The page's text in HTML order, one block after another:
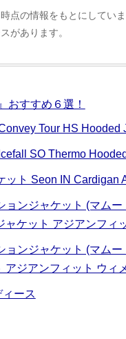
点の情報をもとにしてい
があります。
おすすめ６選！
Tour HS Hooded
SO Thermo
ット Seon IN Cardigan
ョンジャケット (マム
ャケット アジアンフィ
ョンジャケット (マム
アジアンフィット ウィ
ース